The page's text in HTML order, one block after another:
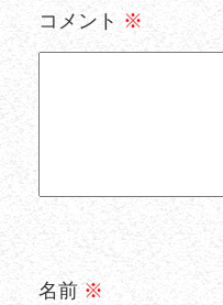
コメント ※
名前 ※